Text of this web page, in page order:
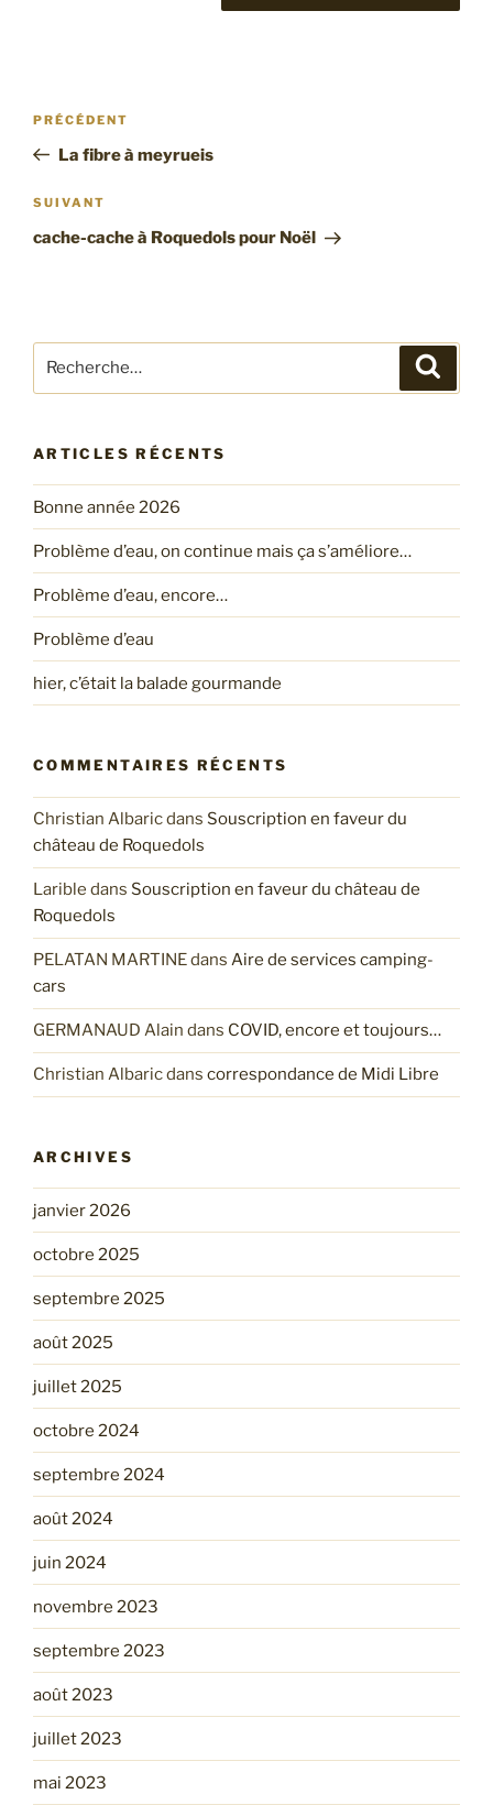
Navigation
l’article
Article
précédent
PRÉCÉDENT
La fibre à meyrueis
Article
suivant
SUIVANT
cache-cache à Roquedols pour Noël
pour
ARTICLES RÉCENTS
Bonne année 2026
Problème d’eau, on continue mais ça s’améliore…
Problème d’eau, encore…
Problème d’eau
hier, c’était la balade gourmande
COMMENTAIRES RÉCENTS
Christian Albaricdans Souscription en faveur du
château de Roquedols
Larible dans Souscription en faveur du château de
Roquedols
PELATAN MARTINEdans Aire de services camping-
cars
GERMANAUD Alain dans COVID, encore et toujours…
Christian Albaricdans correspondance de Midi Libre
ARCHIVES
janvier 2026
octobre 2025
septembre 2025
août 2025
juillet 2025
octobre 2024
septembre 2024
août 2024
juin 2024
novembre 2023
septembre 2023
août 2023
juillet 2023
mai 2023